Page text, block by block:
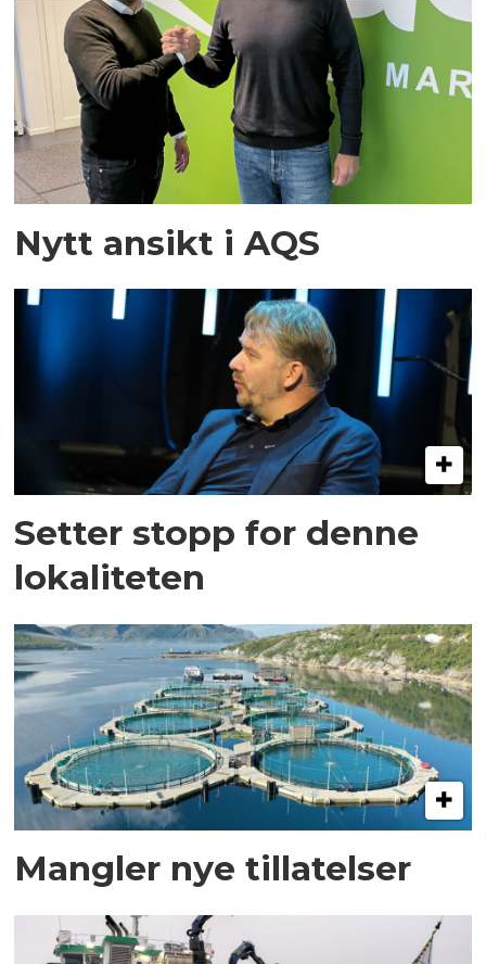
Nytt ansikt i AQS
Setter stopp for denne
lokaliteten
Mangler nye tillatelser